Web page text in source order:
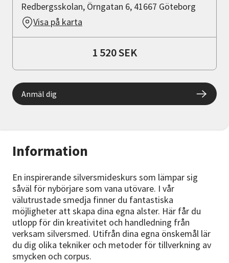
Information
En inspirerande silversmideskurs som lämpar sig
såväl för nybörjare som vana utövare. I vår
välutrustade smedja finner du fantastiska
möjligheter att skapa dina egna alster. Här får du
utlopp för din kreativitet och handledning från
verksam silversmed. Utifrån dina egna önskemål lär
du dig olika tekniker och metoder för tillverkning av
smycken och corpus.
Redbergsskolan, Örngatan 6, 41667 Göteborg
Visa på karta
1 520 SEK
Anmäl dig